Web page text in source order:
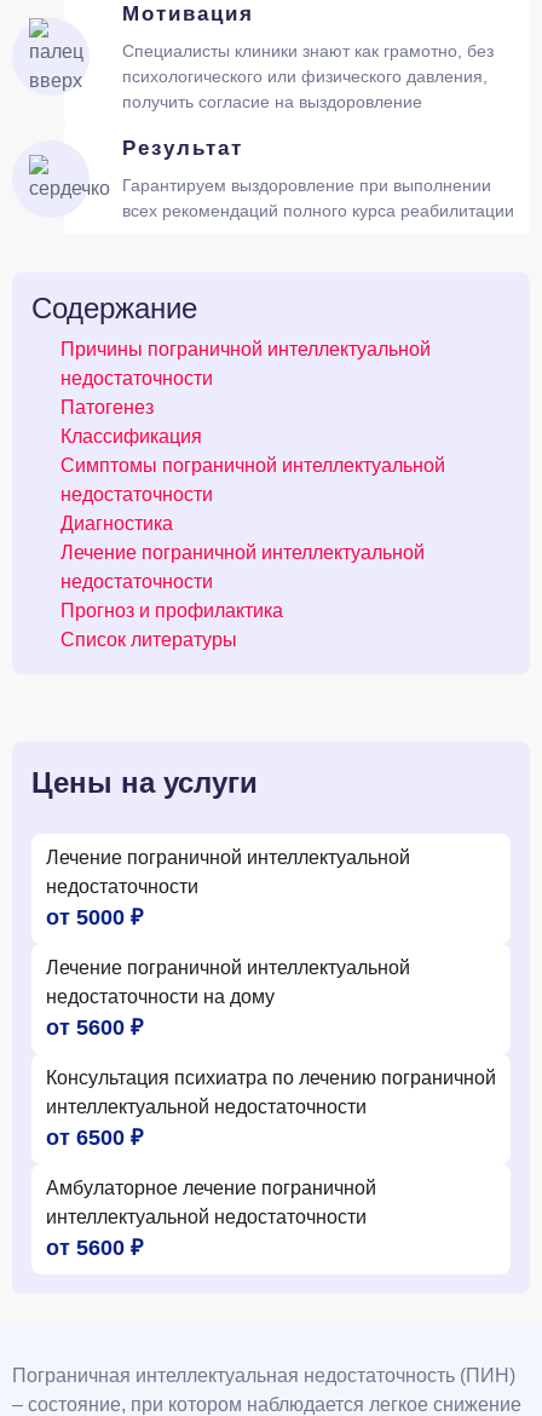
Мотивация
Специалисты клиники знают как грамотно, без
психологического или физического давления,
получить согласие на выздоровление
Результат
Гарантируем выздоровление при выполнении
всех рекомендаций полного курса реабилитации
Содержание
Причины пограничной интеллектуальной
недостаточности
Патогенез
Классификация
Симптомы пограничной интеллектуальной
недостаточности
Диагностика
Лечение пограничной интеллектуальной
недостаточности
Прогноз и профилактика
Список литературы
Цены на услуги
Лечение пограничной интеллектуальной
недостаточности
от 5000 ₽
Лечение пограничной интеллектуальной
недостаточности на дому
от 5600 ₽
Консультация психиатра по лечению пограничной
интеллектуальной недостаточности
от 6500 ₽
Амбулаторное лечение пограничной
интеллектуальной недостаточности
от 5600 ₽
Пограничная интеллектуальная недостаточность (ПИН)
– состояние, при котором наблюдается легкое снижение